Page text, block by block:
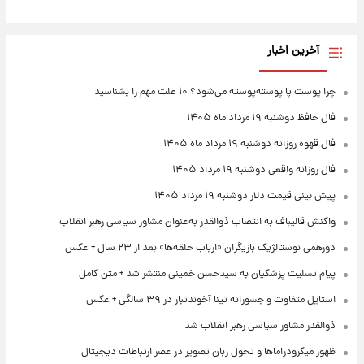
آخرین اخبار
چرا پوست پا پوسته‌پوسته می‌شود؟ ۱۰ علت مهم را بشناسید
فال حافظ دوشنبه ۱۹ مرداد ماه ۱۴۰۵
فال قهوه روزانه دوشنبه ۱۹ مرداد ماه ۱۴۰۵
فال روزانه واقعی دوشنبه ۱۹ مرداد ۱۴۰۵
پیش‌ بینی قیمت دلار دوشنبه ۱۹ مرداد ۱۴۰۵
واکنش قالیباف به انتصاب ذوالقدر به‌عنوان مشاور سیاسی رهبر انقلاب
دورهمی نوستالژیک بازیگران «ارباب حلقه‌ها» بعد از ۲۳ سال + عکس
پیام تسلیت پزشکیان به سیدحسن خمینی منتشر شد + متن کامل
استایل متفاوت و جسورانه تینا آخوندتبار در ۳۹ سالگی + عکس
ذوالقدر مشاور سیاسی رهبر انقلاب شد
ظهور میکرودراماها و تحول زبان تصویر در عصر ارتباطات دیجیتال